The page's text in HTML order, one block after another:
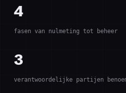
4
fasen van nulmeting tot beheer
3
verantwoordelijke partijen